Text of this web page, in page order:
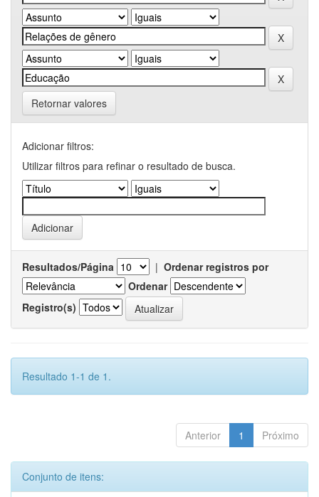
Retornar valores
Adicionar filtros:
Utilizar filtros para refinar o resultado de busca.
Resultados/Página | Ordenar registros por
Ordenar
Registro(s)
Resultado 1-1 de 1.
Anterior 1 Próximo
Conjunto de itens: